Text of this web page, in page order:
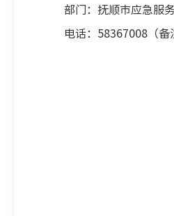
部门：抚顺市应急服
电话：58367008（